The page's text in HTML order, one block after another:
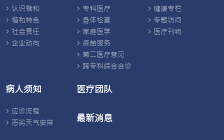
认识楷和
楷和特色
社会责任
企业动向
专科医疗
身体检查
家庭医学
疫苗服务
第二医疗意见
跨专科综合会诊
健康专栏
专题访问
医疗刊物
病人须知
应诊流程
恶劣天气安排
医疗团队
最新消息